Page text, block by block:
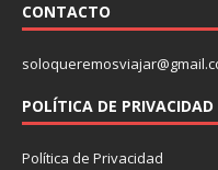
CONTACTO
POLÍTICA DE PRIVACIDAD
Política de Privacidad